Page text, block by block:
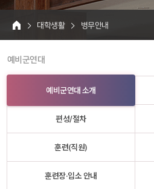
HOME
대학생활 병무안내
예비군연대
예비군연대 소개
편성/절차
훈련(직원)
훈련장·입소 안내